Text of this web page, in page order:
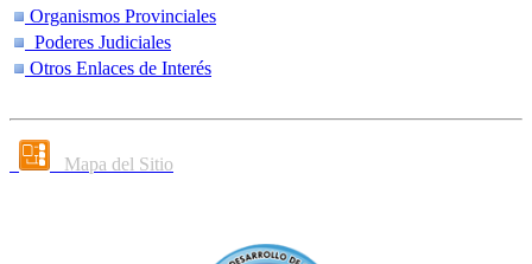
Organismos Provinciales
Poderes Judiciales
Otros Enlaces de Interés
Mapa del Sitio